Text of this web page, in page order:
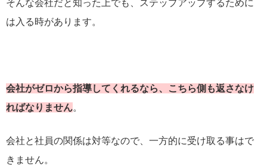
そんな会社だと知った上でも、ステップアップするために
は入る時があります。
会社がゼロから指導してくれるなら、こちら側も返さなけ
ればなりません。
会社と社員の関係は対等なので、一方的に受け取る事はで
きません。